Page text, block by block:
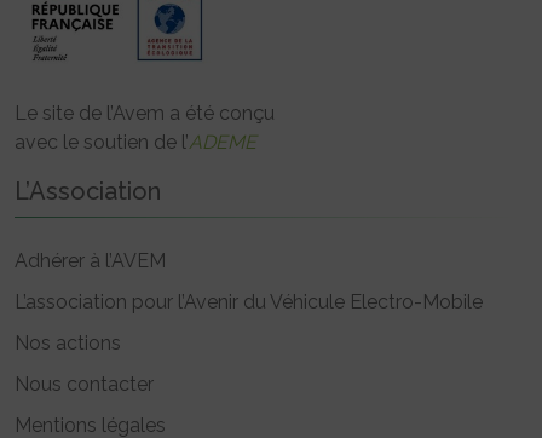
Le site de l’Avem a été conçu
avec le soutien de l’ADEME
L’Association
Adhérer à l’AVEM
L’association pour l’Avenir du Véhicule Electro-Mobile
Nos actions
Nous contacter
Mentions légales